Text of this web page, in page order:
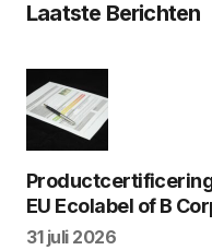
Laatste Berichten
Productcertificering
EU Ecolabel of B
31 juli 2026